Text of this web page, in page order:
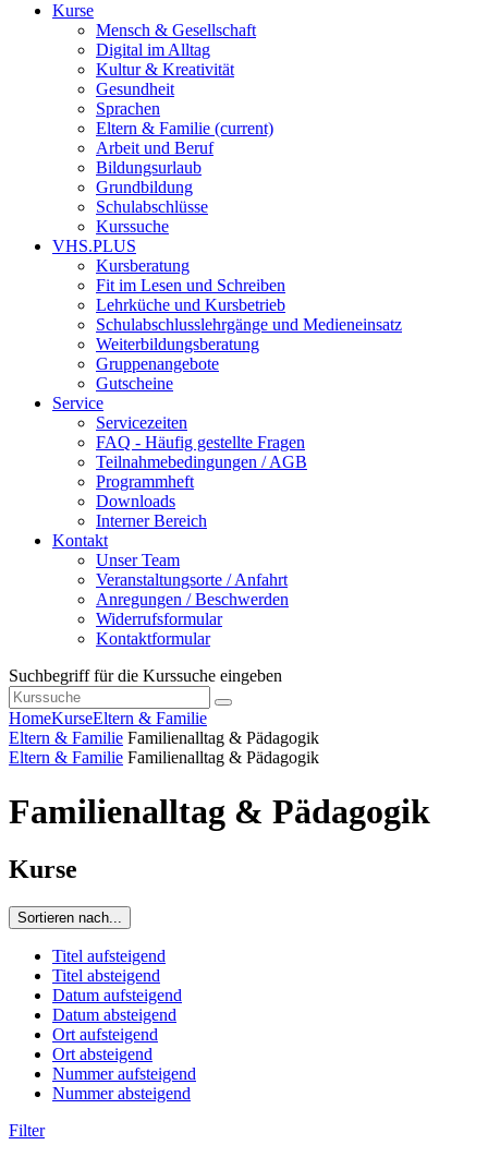
Kurse
Mensch & Gesellschaft
Digital im Alltag
Kultur & Kreativität
Gesundheit
Sprachen
Eltern & Familie (current)
Arbeit und Beruf
Bildungsurlaub
Grundbildung
Schulabschlüsse
Kurssuche
VHS.PLUS
Kursberatung
Fit im Lesen und Schreiben
Lehrküche und Kursbetrieb
Schulabschlusslehrgänge und Medieneinsatz
Weiterbildungsberatung
Gruppenangebote
Gutscheine
Service
Servicezeiten
FAQ - Häufig gestellte Fragen
Teilnahmebedingungen / AGB
Programmheft
Downloads
Interner Bereich
Kontakt
Unser Team
Veranstaltungsorte / Anfahrt
Anregungen / Beschwerden
Widerrufsformular
Kontaktformular
Suchbegriff für die Kurssuche eingeben
HomeKurseEltern & Familie
Eltern & Familie Familienalltag & Pädagogik
Eltern & Familie Familienalltag & Pädagogik
Familienalltag & Pädagogik
Kurse
Sortieren nach...
Titel aufsteigend
Titel absteigend
Datum aufsteigend
Datum absteigend
Ort aufsteigend
Ort absteigend
Nummer aufsteigend
Nummer absteigend
Filter